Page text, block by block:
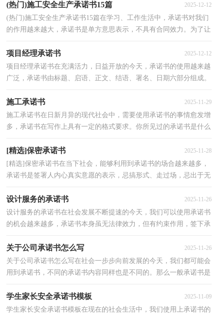
(热门)施工安全生产承诺书15篇 2025-12-12
(热门)施工安全生产承诺书15篇在学习、工作生活中，承诺书对我们
的作用越来越大，承诺书是单方意思表示，不具有合同效力。为了让
项目经理承诺书 2025-12-12
项目经理承诺书在充满活力，日益开放的今天，承诺书的使用越来越
广泛，承诺书由标题、启语、正文、结语、署名、日期六部分组成。
施工承诺书 2025-11-29
施工承诺书在日新月异的现代社会中，需要使用承诺书的事情愈发增
多，承诺书在写作上具有一定的格式要求。你所见过的承诺书是什么
[精选]保密承诺书 2025-11-28
[精选]保密承诺书在当下社会，能够利用到承诺书的场合越来越多，
承诺书是签署人内心真实意愿的表示，忌搞形式、走过场，忌出于无
设计服务的承诺书 2025-11-26
设计服务的承诺书在社会发展不断提速的今天，我们可以使用承诺书
的机会越来越多，承诺书本身虽无法律效力，但有约束作用，签下承
关于公司承诺书怎么写 2025-11-26
关于公司承诺书怎么写在社会一步步向前发展的今天，我们都可能会
用到承诺书，不同的承诺书内容同样也是不同的。那么一般承诺书是
学生家长安全承诺书模板 2025-11-09
学生家长安全承诺书模板在现在的社会生活中，我们使用上承诺书的